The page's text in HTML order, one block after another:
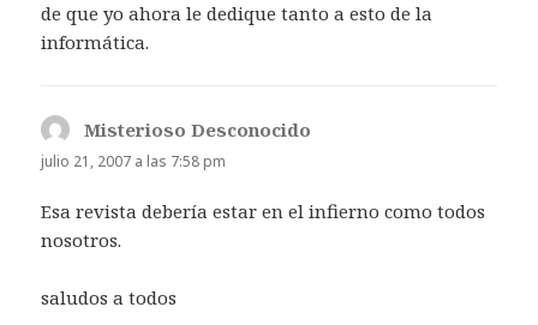
de que yo ahora le dedique tanto a esto de la
informática.
Misterioso Desconocido
julio 21, 2007 a las 7:58 pm
Esa revista debería estar en el infierno como todos
nosotros.
saludos a todos